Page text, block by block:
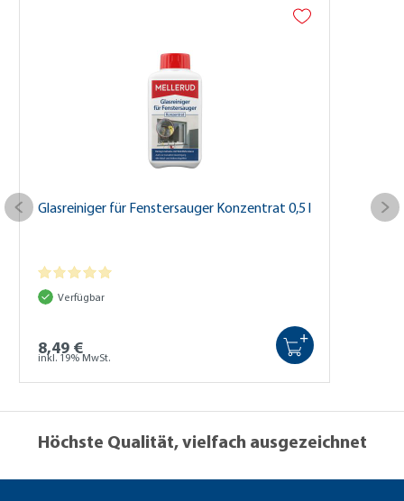
Glasreiniger für Fenstersauger Konzentrat 0,5 l
Verfügbar
8,49 €
inkl. 19% MwSt.
+
Höchste Qualität, vielfach ausgezeichnet